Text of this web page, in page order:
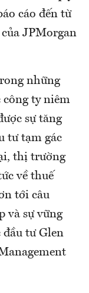
cáo đến từ
JPMorgan
những
công ty niêm
sự tăng
tư tạm gác
thị trường
về thuế
tới câu
và sự vững
đầu tư Glen